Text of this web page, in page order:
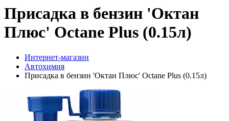
Присадка в бензин 'Октан
Плюс' Octane Plus (0.15л)
Интернет-магазин
Автохимия
Присадка в бензин 'Октан Плюс' Octane Plus (0.15л)